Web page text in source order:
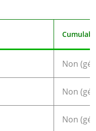
Non
Non
Non